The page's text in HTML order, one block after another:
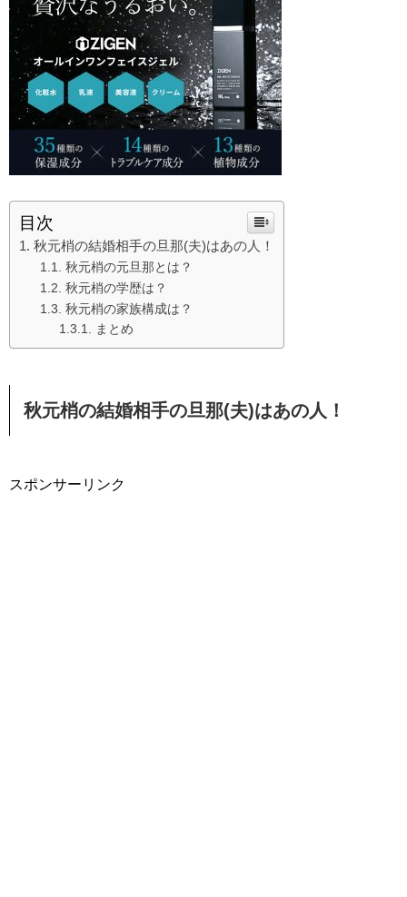
目次
秋元梢の結婚相手の旦那(夫)はあの人！
秋元梢の元旦那とは？
秋元梢の学歴は？
秋元梢の家族構成は？
まとめ
秋元梢の結婚相手の旦那(夫)はあの人！
スポンサーリンク